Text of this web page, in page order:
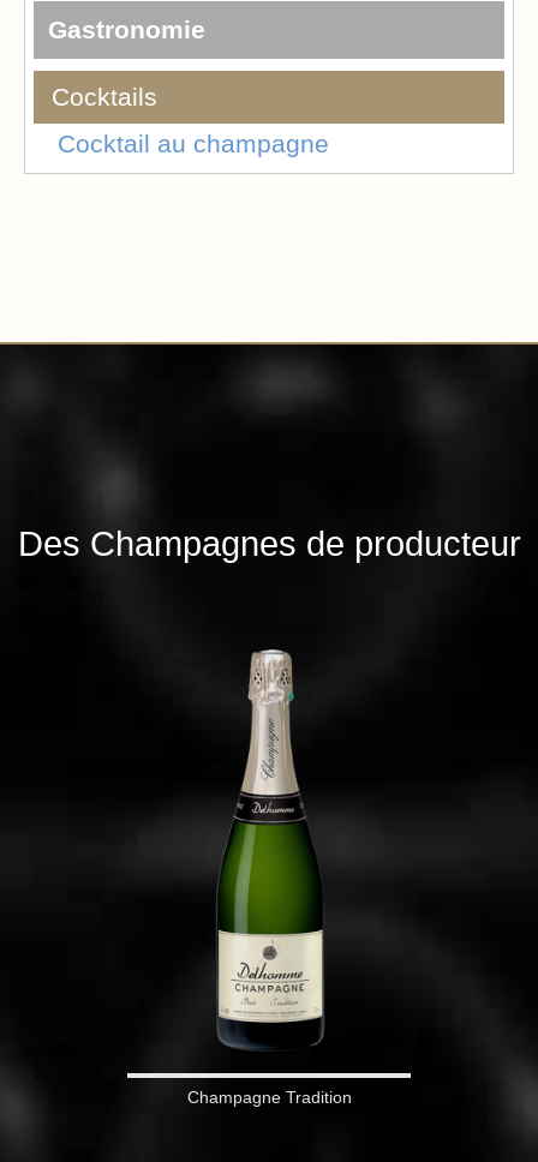
Gastronomie
Cocktails
Cocktail au champagne
Des Champagnes de producteur
Champagne Tradition